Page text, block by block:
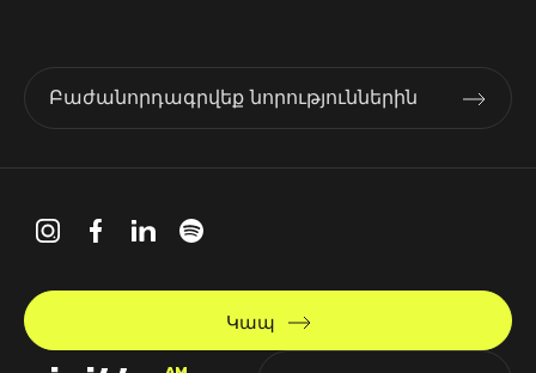
Բաժանորդագրվեք նորություններին
Կապ